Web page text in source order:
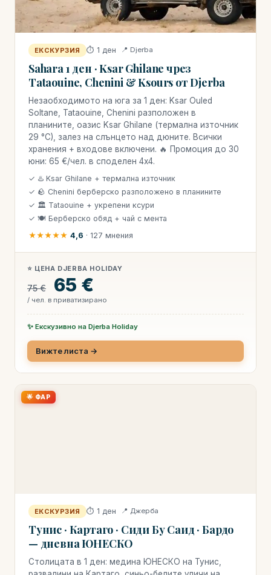
ЕКСКУРЗИЯ ⏱ 1 ден 📍 Djerba
Sahara 1 ден · Ksar Ghilane чрез
Tataouine, Chenini & Ksours от Djerba
Незаобходимото на юга за 1 ден: Ksar Ouled
Soltane, Tataouine, Chenini разположен в
планините, оазис Ksar Ghilane (термална източник
29 °C), залез на слънцето над дюните. Всички
хранения + входове включени. 🔥 Промоция до 30
юни: 65 €/чел. в споделен 4x4.
✓ ♨️ Ksar Ghilane + термална източник
✓ 🪨 Chenini берберско разположено в планините
✓ 🏛 Tataouine + укрепени ксури
✓ 🍽 Берберско обяд + чай с мента
★★★★★ 4,6 · 127 мнения
⭐ ЦЕНА DJERBA HOLIDAY
75 € 65 €
/ чел. в приватизирано
✨ Екскузивно на Djerba Holiday
Вижте листа →
🌟 ФАР
ЕКСКУРЗИЯ ⏱ 1 ден 📍 Джерба
Тунис · Картаго · Сиди Бу Саид · Бардо
— дневна ЮНЕСКО
Столицата в 1 ден: медина ЮНЕСКО на Тунис,